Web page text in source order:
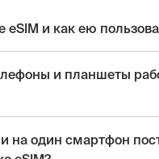
eSIM и как ею
и планшеты
на один смартфон